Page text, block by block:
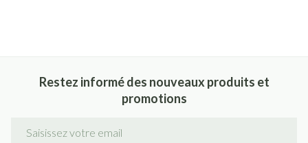
Restez informé des nouveaux produits et
promotions